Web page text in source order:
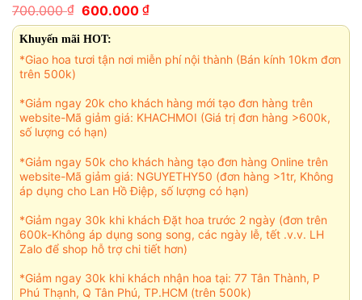
700.000₫ Giá
gốc
là:
700.000 ₫.
600.000 ₫Giá
hiện
600.000 ₫.
Khuyến mãi HOT:
*Giao hoa tươi tận nơi miễn phí nội thành (Bán kính 10km đơn
trên 500k)
*Giảm ngay 20k cho khách hàng mới tạo đơn hàng trên
website-Mã giảm giá: KHACHMOI (Giá trị đơn hàng >600k,
số lượng có hạn)
*Giảm ngay 50k cho khách hàng tạo đơn hàng Online trên
website-Mã giảm giá: NGUYETHY50 (đơn hàng >1tr, Không
áp dụng cho Lan Hồ Điệp, số lượng có hạn)
*Giảm ngay 30k khi khách Đặt hoa trước 2 ngày (đơn trên
600k-Không áp dụng song song, các ngày lễ, tết .v.v. LH
Zalo để shop hỗ trợ chi tiết hơn)
*Giảm ngay 30k khi khách nhận hoa tại: 77 Tân Thành, P
Phú Thạnh, Q Tân Phú, TP.HCM (trên 500k)